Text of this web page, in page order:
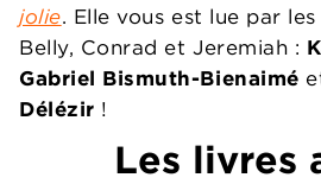
jolie. Elle vous est lue par
Belly, Conrad et Jeremiah :
Gabriel Bismuth-Bienaimé
Délézir !
Les livres